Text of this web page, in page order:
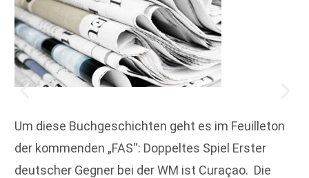
Um diese Buchgeschichten geht es im Feuilleton
der kommenden „FAS“: Doppeltes Spiel Erster
deutscher Gegner bei der WM ist Curaçao. Die